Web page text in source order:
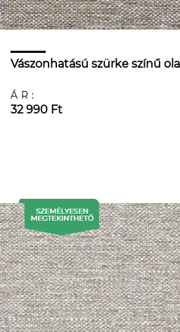
Vászonhatású szürke színű
ÁR:
32 990 Ft